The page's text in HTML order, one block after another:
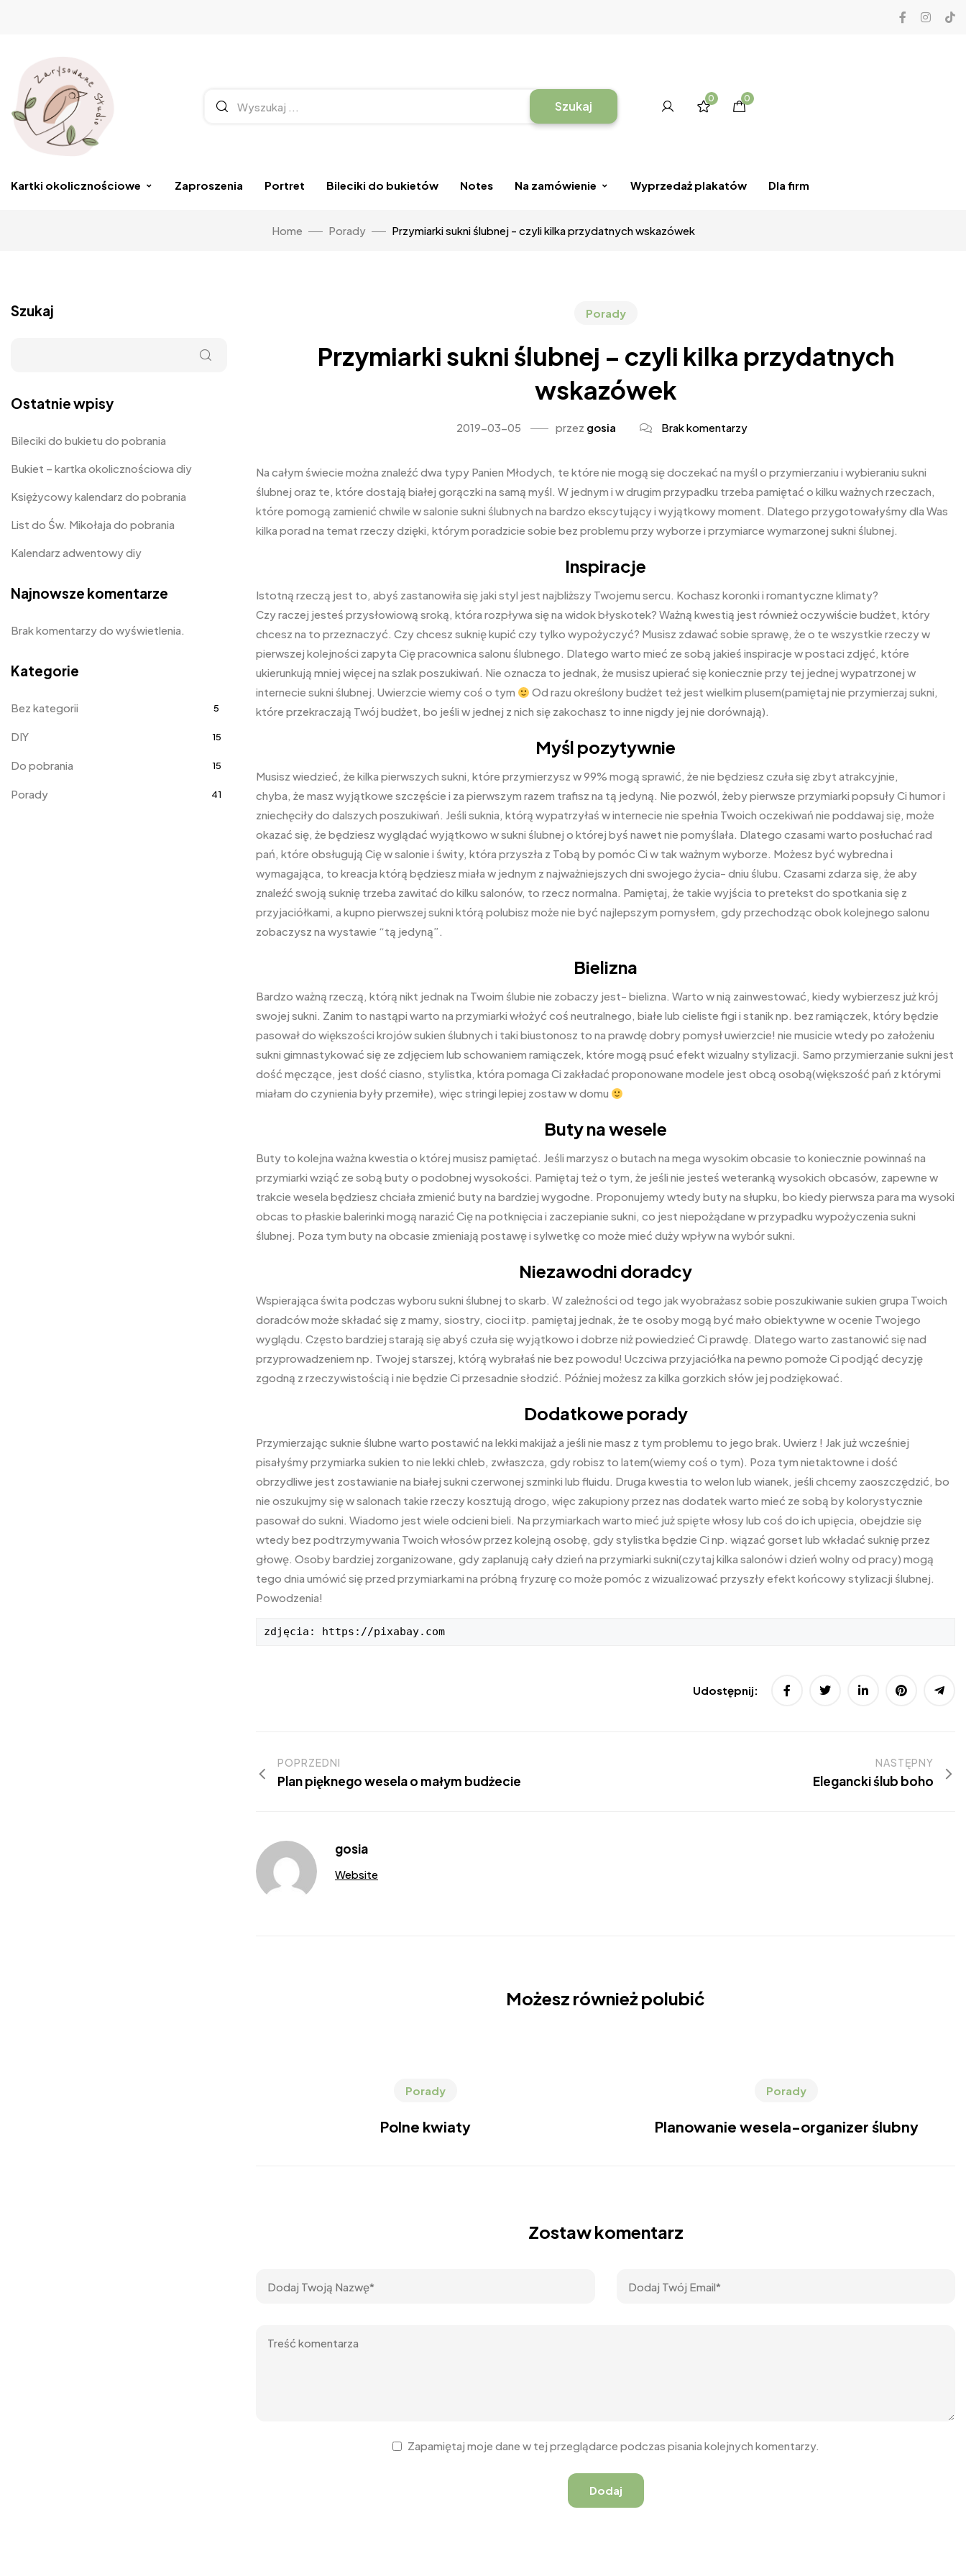
Szukaj
0 0
Kartki okolicznościowe Zaproszenia Portret Bileciki do bukietów Notes Na zamówienie Wyprzedaż plakatów Dla firm
Home Porady Przymiarki sukni ślubnej - czyli kilka przydatnych wskazówek
Porady
Przymiarki sukni ślubnej – czyli kilka przydatnych
wskazówek
2019-03-05 przez gosia Brak komentarzy
Na całym świecie można znaleźć dwa typy Panien Młodych, te które nie mogą się doczekać na myśl o przymierzaniu i wybieraniu sukni
ślubnej oraz te, które dostają białej gorączki na samą myśl. W jednym i w drugim przypadku trzeba pamiętać o kilku ważnych rzeczach,
które pomogą zamienić chwile w salonie sukni ślubnych na bardzo ekscytujący i wyjątkowy moment. Dlatego przygotowałyśmy dla Was
kilka porad na temat rzeczy dzięki, którym poradzicie sobie bez problemu przy wyborze i przymiarce wymarzonej sukni ślubnej.
Inspiracje
Istotną rzeczą jest to, abyś zastanowiła się jaki styl jest najbliższy Twojemu sercu. Kochasz koronki i romantyczne klimaty?
Czy raczej jesteś przysłowiową sroką, która rozpływa się na widok błyskotek? Ważną kwestią jest również oczywiście budżet, który
chcesz na to przeznaczyć. Czy chcesz suknię kupić czy tylko wypożyczyć? Musisz zdawać sobie sprawę, że o te wszystkie rzeczy w
pierwszej kolejności zapyta Cię pracownica salonu ślubnego. Dlatego warto mieć ze sobą jakieś inspiracje w postaci zdjęć, które
ukierunkują mniej więcej na szlak poszukiwań. Nie oznacza to jednak, że musisz upierać się koniecznie przy tej jednej wypatrzonej w
internecie sukni ślubnej. Uwierzcie wiemy coś o tym
Od razu określony budżet też jest wielkim plusem(pamiętaj nie przymierzaj sukni,
które przekraczają Twój budżet, bo jeśli w jednej z nich się zakochasz to inne nigdy jej nie dorównają).
Myśl pozytywnie
Musisz wiedzieć, że kilka pierwszych sukni, które przymierzysz w 99% mogą sprawić, że nie będziesz czuła się zbyt atrakcyjnie,
chyba, że masz wyjątkowe szczęście i za pierwszym razem trafisz na tą jedyną. Nie pozwól, żeby pierwsze przymiarki popsuły Ci humor i
zniechęciły do dalszych poszukiwań. Jeśli suknia, którą wypatrzyłaś w internecie nie spełnia Twoich oczekiwań nie poddawaj się, może
okazać się, że będziesz wyglądać wyjątkowo w sukni ślubnej o której byś nawet nie pomyślała. Dlatego czasami warto posłuchać rad
pań, które obsługują Cię w salonie i świty, która przyszła z Tobą by pomóc Ci w tak ważnym wyborze. Możesz być wybredna i
wymagająca, to kreacja którą będziesz miała w jednym z najważniejszych dni swojego życia- dniu ślubu. Czasami zdarza się, że aby
znaleźć swoją suknię trzeba zawitać do kilku salonów, to rzecz normalna. Pamiętaj, że takie wyjścia to pretekst do spotkania się z
przyjaciółkami, a kupno pierwszej sukni którą polubisz może nie być najlepszym pomysłem, gdy przechodząc obok kolejnego salonu
zobaczysz na wystawie “tą jedyną”.
Bielizna
Bardzo ważną rzeczą, którą nikt jednak na Twoim ślubie nie zobaczy jest- bielizna. Warto w nią zainwestować, kiedy wybierzesz już krój
swojej sukni. Zanim to nastąpi warto na przymiarki włożyć coś neutralnego, białe lub cieliste figi i stanik np. bez ramiączek, który będzie
pasował do większości krojów sukien ślubnych i taki biustonosz to na prawdę dobry pomysł uwierzcie! nie musicie wtedy po założeniu
sukni gimnastykować się ze zdjęciem lub schowaniem ramiączek, które mogą psuć efekt wizualny stylizacji. Samo przymierzanie sukni jest
dość męczące, jest dość ciasno, stylistka, która pomaga Ci zakładać proponowane modele jest obcą osobą(większość pań z którymi
miałam do czynienia były przemiłe), więc stringi lepiej zostaw w domu
Buty na wesele
Buty to kolejna ważna kwestia o której musisz pamiętać. Jeśli marzysz o butach na mega wysokim obcasie to koniecznie powinnaś na
przymiarki wziąć ze sobą buty o podobnej wysokości. Pamiętaj też o tym, że jeśli nie jesteś weteranką wysokich obcasów, zapewne w
trakcie wesela będziesz chciała zmienić buty na bardziej wygodne. Proponujemy wtedy buty na słupku, bo kiedy pierwsza para ma wysoki
obcas to płaskie balerinki mogą narazić Cię na potknięcia i zaczepianie sukni, co jest niepożądane w przypadku wypożyczenia sukni
ślubnej. Poza tym buty na obcasie zmieniają postawę i sylwetkę co może mieć duży wpływ na wybór sukni.
Niezawodni doradcy
Wspierająca świta podczas wyboru sukni ślubnej to skarb. W zależności od tego jak wyobrażasz sobie poszukiwanie sukien grupa Twoich
doradców może składać się z mamy, siostry, cioci itp. pamiętaj jednak, że te osoby mogą być mało obiektywne w ocenie Twojego
wyglądu. Często bardziej starają się abyś czuła się wyjątkowo i dobrze niż powiedzieć Ci prawdę. Dlatego warto zastanowić się nad
przyprowadzeniem np. Twojej starszej, którą wybrałaś nie bez powodu! Uczciwa przyjaciółka na pewno pomoże Ci podjąć decyzję
zgodną z rzeczywistością i nie będzie Ci przesadnie słodzić. Później możesz za kilka gorzkich słów jej podziękować.
Dodatkowe porady
Przymierzając suknie ślubne warto postawić na lekki makijaż a jeśli nie masz z tym problemu to jego brak. Uwierz ! Jak już wcześniej
pisałyśmy przymiarka sukien to nie lekki chleb, zwłaszcza, gdy robisz to latem(wiemy coś o tym). Poza tym nietaktowne i dość
obrzydliwe jest zostawianie na białej sukni czerwonej szminki lub fluidu. Druga kwestia to welon lub wianek, jeśli chcemy zaoszczędzić, bo
nie oszukujmy się w salonach takie rzeczy kosztują drogo, więc zakupiony przez nas dodatek warto mieć ze sobą by kolorystycznie
pasował do sukni. Wiadomo jest wiele odcieni bieli. Na przymiarkach warto mieć już spięte włosy lub coś do ich upięcia, obejdzie się
wtedy bez podtrzymywania Twoich włosów przez kolejną osobę, gdy stylistka będzie Ci np. wiązać gorset lub wkładać suknię przez
głowę. Osoby bardziej zorganizowane, gdy zaplanują cały dzień na przymiarki sukni(czytaj kilka salonów i dzień wolny od pracy) mogą
tego dnia umówić się przed przymiarkami na próbną fryzurę co może pomóc z wizualizować przyszły efekt końcowy stylizacji ślubnej.
Powodzenia!
zdjęcia: https://pixabay.com
Udostępnij:
POPRZEDNI
Plan pięknego wesela o małym budżecie
NASTĘPNY
Elegancki ślub boho
gosia
Website
Możesz również polubić
Porady
Polne kwiaty
Porady
Planowanie wesela-organizer ślubny
Zostaw komentarz
Zapamiętaj moje dane w tej przeglądarce podczas pisania kolejnych komentarzy.
Szukaj
Ostatnie wpisy
Bileciki do bukietu do pobrania
Bukiet – kartka okolicznościowa diy
Księżycowy kalendarz do pobrania
List do Św. Mikołaja do pobrania
Kalendarz adwentowy diy
Najnowsze komentarze
Brak komentarzy do wyświetlenia.
Kategorie
Bez kategorii 5
DIY 15
Do pobrania 15
Porady 41